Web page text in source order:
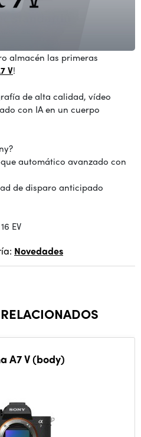
almacén las primeras
V!
de alta calidad, vídeo
con IA en un cuerpo
automático avanzado con
de disparo anticipado
EV
Novedades
A7 V (body)